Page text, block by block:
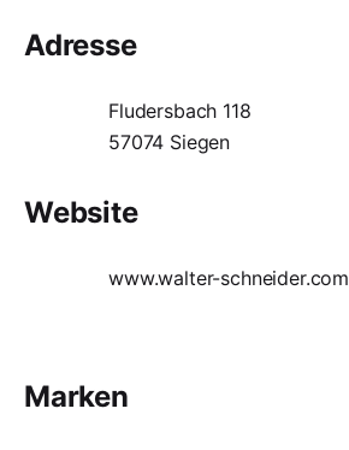
Adresse
Fludersbach 118
57074 Siegen
Website
www.walter-schneider.com
Marken